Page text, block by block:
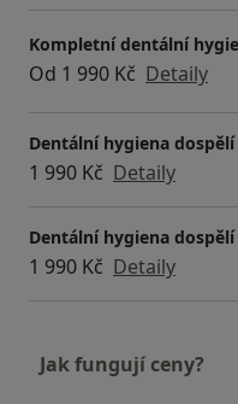
Kompletní dentální
Od 1 990 Kč Detaily
Dentální hygiena
1 990 Kč Detaily
Dentální hygiena
1 990 Kč Detaily
Jak fungují ceny?